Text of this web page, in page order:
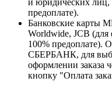
и юридических лиц,
предоплате).
Банковские карты
Worldwide, JCB (для
100% предоплате).
СБЕРБАНК, для
оформлении заказа
кнопку "Оплата